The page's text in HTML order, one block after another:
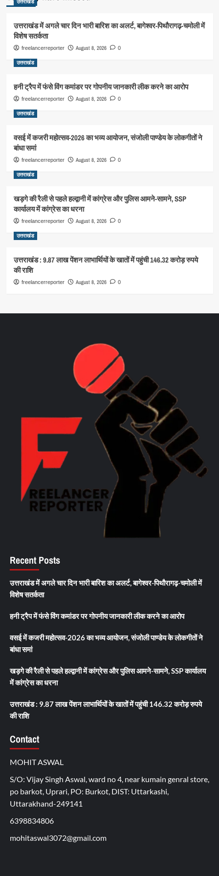
उत्तराखंड में अगले चार दिन भारी बारिश का अलर्ट, बागेश्वर-पिथौरागढ़-चमोली में
विशेष सतर्कता
freelancerreporter August 8, 2026 0
उत्तराखंड
हनी ट्रैप में फंसे विंग कमांडर पर गोपनीय जानकारी लीक करने का आरोप
freelancerreporter August 8, 2026 0
उत्तराखंड
वसई में कजरी महोत्सव-2026 का भव्य आयोजन, संजोली पाण्डेय के लोकगीतों ने
बांधा समां
freelancerreporter August 8, 2026 0
उत्तराखंड
खड़गे की रैली से पहले हल्द्वानी में कांग्रेस और पुलिस आमने-सामने, SSP
कार्यालय में कांग्रेस का धरना
freelancerreporter August 8, 2026 0
उत्तराखंड
उत्तराखंड : 9.87 लाख पेंशन लाभार्थियों के खातों में पहुंची 146.32 करोड़ रुपये
की राशि
freelancerreporter August 8, 2026 0
Recent Posts
उत्तराखंड में अगले चार दिन भारी बारिश का अलर्ट, बागेश्वर-पिथौरागढ़-चमोली में
विशेष सतर्कता
हनी ट्रैप में फंसे विंग कमांडर पर गोपनीय जानकारी लीक करने का आरोप
वसई में कजरी महोत्सव-2026 का भव्य आयोजन, संजोली पाण्डेय के लोकगीतों ने
बांधा समां
खड़गे की रैली से पहले हल्द्वानी में कांग्रेस और पुलिस आमने-सामने, SSP कार्यालय
में कांग्रेस का धरना
उत्तराखंड : 9.87 लाख पेंशन लाभार्थियों के खातों में पहुंची 146.32 करोड़ रुपये
की राशि
Contact
MOHIT ASWAL
S/O: Vijay Singh Aswal, ward no 4, near kumain genral store,
po barkot, Uprari, PO: Burkot, DIST: Uttarkashi,
Uttarakhand-249141
6398834806
mohitaswal3072@gmail.com